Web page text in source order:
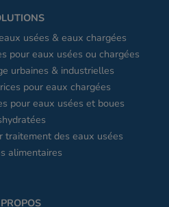
usées & eaux chargées
pour eaux usées ou chargées
urbaines & industrielles
pour eaux chargées
pour eaux usées et boues
traitement des eaux usées
alimentaires